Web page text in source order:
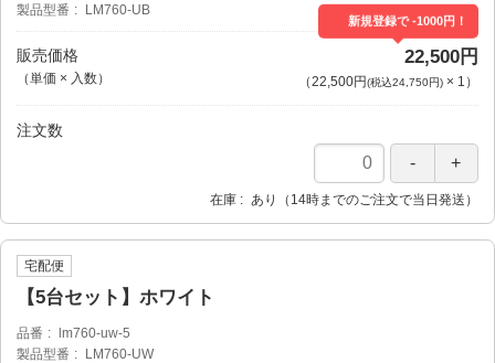
製品型番
LM760-UB
販売価格
（単価 × 入数）
新規登録で -1000円！
22,500円
（22,500円(税込24,750円)× 1 ）
注文数
在庫 あり（14時までのご注文で当日発送）
宅配便
【5台セット】ホワイト
品番
lm760-uw-5
製品型番
LM760-UW